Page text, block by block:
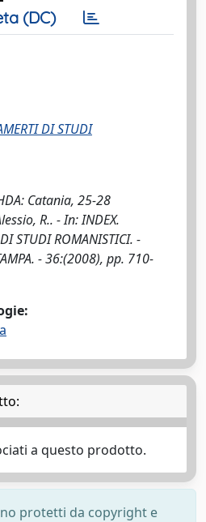
(DC)
DI STUDI
Catania, 25-28
R.. - In: INDEX.
STUDI ROMANISTICI. -
- 36:(2008), pp. 710-
a questo prodotto.
protetti da copyright e